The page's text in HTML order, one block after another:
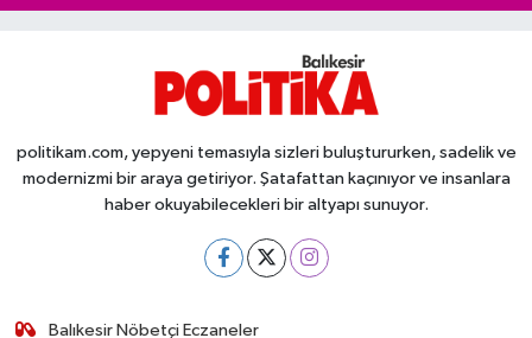
politikam.com, yepyeni temasıyla sizleri buluştururken, sadelik ve
modernizmi bir araya getiriyor. Şatafattan kaçınıyor ve insanlara
haber okuyabilecekleri bir altyapı sunuyor.
Balıkesir Nöbetçi Eczaneler